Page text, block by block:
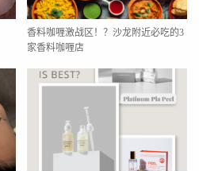
香料咖喱激战区！？沙龙附近必吃的3
家香料咖喱店